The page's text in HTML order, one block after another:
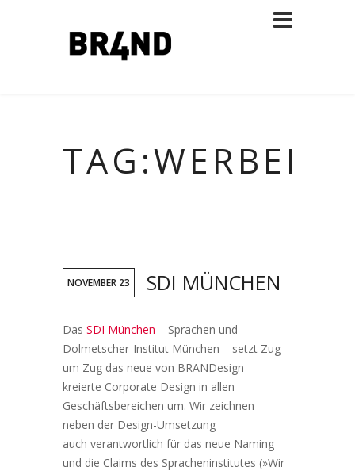
NOVEMBER 23 SDI MÜNCHEN
Das SDI München – Sprachen und
Dolmetscher-Institut München – setzt Zug
um Zug das neue von BRANDesign
kreierte Corporate Design in allen
Geschäftsbereichen um. Wir zeichnen
neben der Design-Umsetzung
auch verantwortlich für das neue Naming
und die Claims des Spracheninstitutes (»Wir